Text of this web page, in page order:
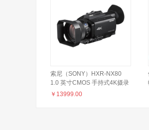
索尼（SONY）HXR-NX80
1.0 英寸CMOS 手持式4K摄录
一体机 小巧便携 12倍光学 专
￥ 13999.00